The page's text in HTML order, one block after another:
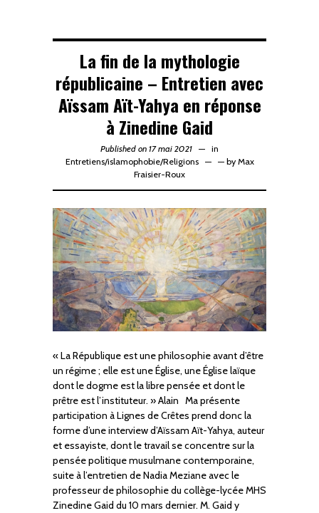
La fin de la mythologie
républicaine – Entretien avec
Aïssam Aït-Yahya en réponse
à Zinedine Gaid
Published on 17 mai 2021
in
Entretiens/islamophobie/Religions —by Max
Fraisier-Roux
« La République est une philosophie avant d’être
un régime ; elle est une Église, une Église laïque
dont le dogme est la libre pensée et dont le
prêtre est l’instituteur. » Alain Ma présente
participation à Lignes de Crêtes prend donc la
forme d’une interview d’Aïssam Aït-Yahya, auteur
et essayiste, dont le travail se concentre sur la
pensée politique musulmane contemporaine,
suite à l’entretien de Nadia Meziane avec le
professeur de philosophie du collège-lycée MHS
Zinedine Gaid du 10 mars dernier. M. Gaid y